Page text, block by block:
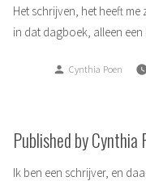
Het schrijven, het heeft
in dat dagboek, alleen een
Posted
Cynthia Poen
Published by Cynthia
Ik ben een schrijver, en